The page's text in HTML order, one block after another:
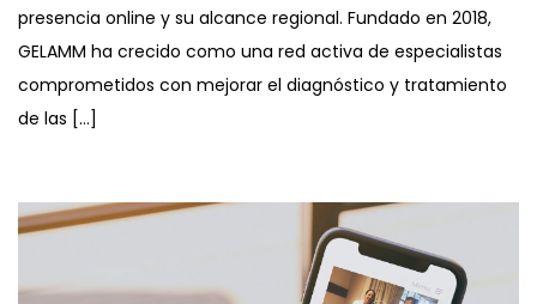
presencia online y su alcance regional. Fundado en 2018,
GELAMM ha crecido como una red activa de especialistas
comprometidos con mejorar el diagnóstico y tratamiento
de las […]